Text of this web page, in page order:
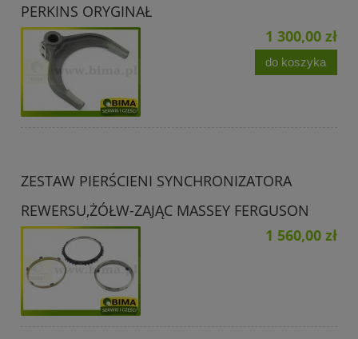
PERKINS ORYGINAŁ
1 300,00 zł
do koszyka
ZESTAW PIERŚCIENI SYNCHRONIZATORA
REWERSU,ŻÓŁW-ZAJĄC MASSEY FERGUSON
1 560,00 zł